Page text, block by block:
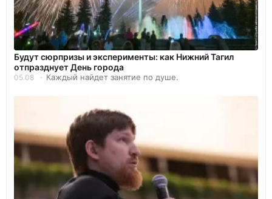
Будут сюрпризы и эксперименты: как Нижний Тагил
отпразднует День города
05.08 Каждый найдет занятие по душе.